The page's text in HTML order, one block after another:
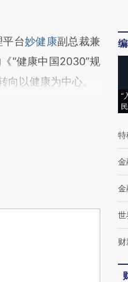
台妙健康副总裁兼
“健康中国2030”规
以健康为中心。
“
特
金
金
世